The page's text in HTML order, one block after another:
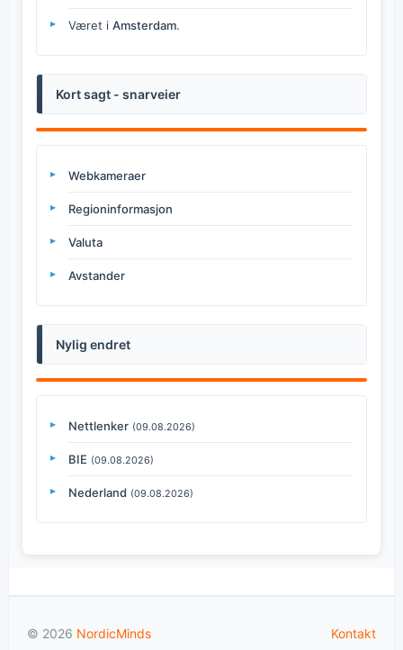
Været i Amsterdam.
Kort sagt - snarveier
Webkameraer
Regioninformasjon
Valuta
Avstander
Nylig endret
Nettlenker (09.08.2026)
BIE (09.08.2026)
Nederland (09.08.2026)
© 2026 NordicMinds Kontakt